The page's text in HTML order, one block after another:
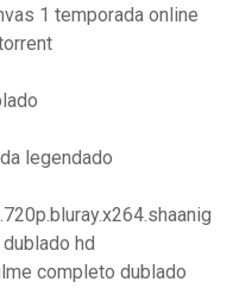
1 temporada online
legendado
hd
completo dublado